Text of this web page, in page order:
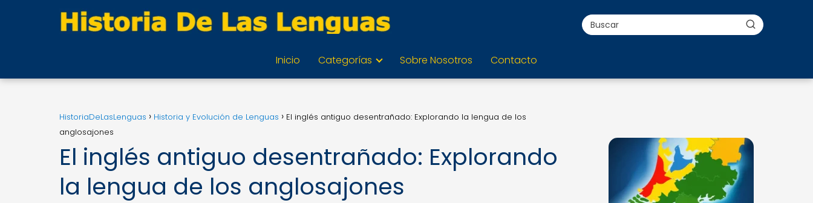
Inicio Categorías Sobre Nosotros Contacto
HistoriaDeLasLenguas Historia y Evolución de Lenguas
El inglés antiguo desentrañado: Explorando la lengua de los
anglosajones
El inglés antiguo desentrañado: Explorando
la lengua de los anglosajones